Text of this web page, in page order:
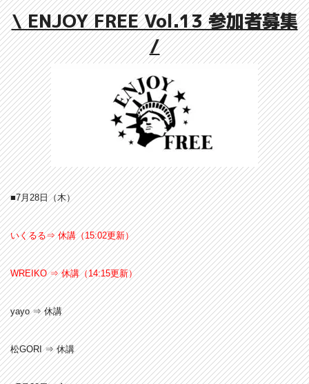
\ ENJOY FREE Vol.13 参加者募集
/
■7月28日（木）
いくるる⇒ 休講（15:02更新）
WREIKO ⇒ 休講（14:15更新）
yayo ⇒ 休講
松GORI ⇒ 休講